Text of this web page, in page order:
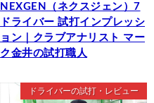
NEXGEN（ネクスジェン）7
ドライバー 試打インプレッシ
ョン｜クラブアナリスト マー
ク金井の試打職人
ドライバーの試打・レビュー